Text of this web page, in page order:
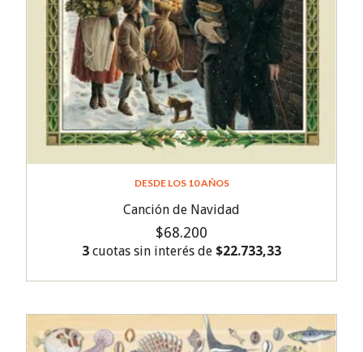
DESDE LOS 10 AÑOS
Canción de Navidad
$68.200
3 cuotas sin interés de $22.733,33